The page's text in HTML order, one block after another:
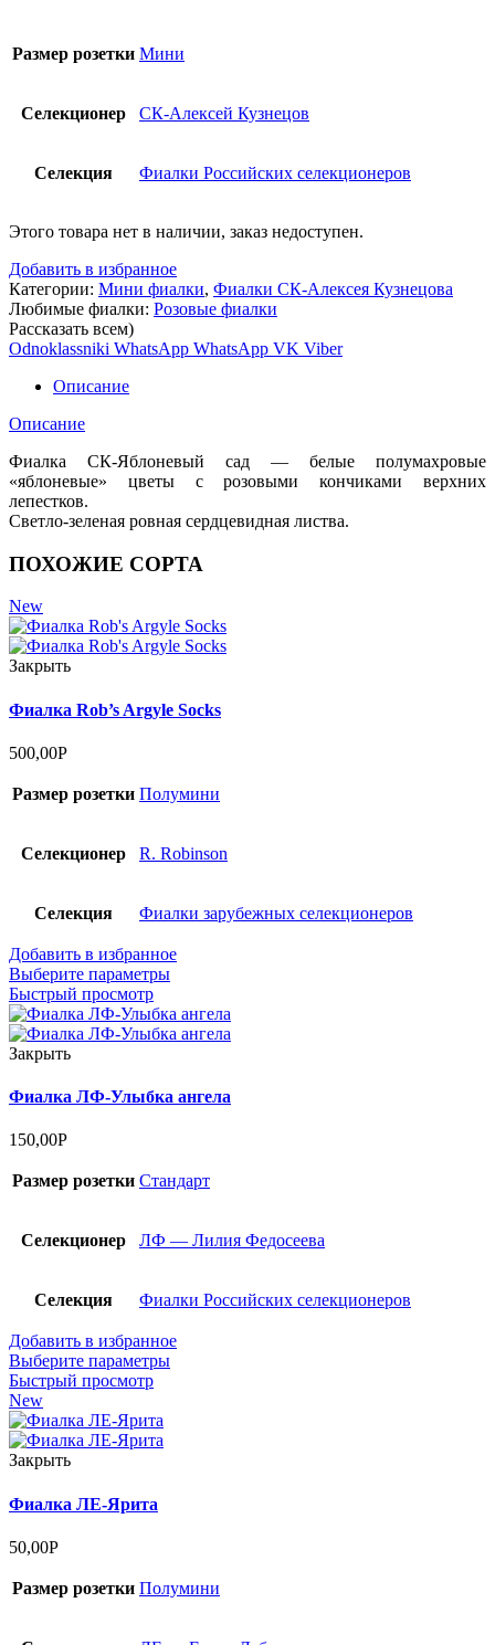
Размер розетки Мини
Селекционер СК-Алексей Кузнецов
Селекция Фиалки Российских селекционеров
Этого товара нет в наличии, заказ недоступен.
Добавить в избранное
Категории: Мини фиалки, Фиалки СК-Алексея Кузнецова
Любимые фиалки: Розовые фиалки
Рассказать всем)
Odnoklassniki WhatsApp WhatsApp VK Viber
Описание
Описание
Фиалка СК-Яблоневый сад — белые полумахровые
«яблоневые» цветы с розовыми кончиками верхних
лепестков.
Светло-зеленая ровная сердцевидная листва.
ПОХОЖИЕ СОРТА
New
Закрыть
Фиалка Rob’s Argyle Socks
500,00Р
Размер розетки Полумини
Селекционер R. Robinson
Селекция Фиалки зарубежных селекционеров
Добавить в избранное
Выберите параметры
Быстрый просмотр
Закрыть
Фиалка ЛФ-Улыбка ангела
150,00Р
Размер розетки Стандарт
Селекционер ЛФ — Лилия Федосеева
Селекция Фиалки Российских селекционеров
Добавить в избранное
Выберите параметры
Быстрый просмотр
New
Закрыть
Фиалка ЛЕ-Ярита
50,00Р
Размер розетки Полумини